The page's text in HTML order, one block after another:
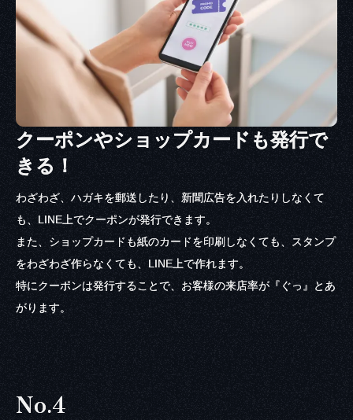
クーポンやショップカードも発行で
きる！
わざわざ、ハガキを郵送したり、新聞広告を入れたりしなくて
も、LINE上でクーポンが発行できます。
また、ショップカードも紙のカードを印刷しなくても、スタンプ
をわざわざ作らなくても、LINE上で作れます。
特にクーポンは発行することで、お客様の来店率が『ぐっ』とあ
がります。
No.4